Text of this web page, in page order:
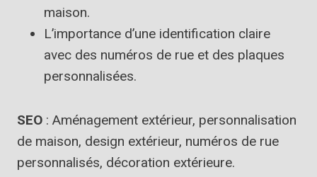
maison.
L’importance d’une identification claire
avec des numéros de rue et des plaques
personnalisées.
SEO : Aménagement extérieur, personnalisation
de maison, design extérieur, numéros de rue
personnalisés, décoration extérieure.